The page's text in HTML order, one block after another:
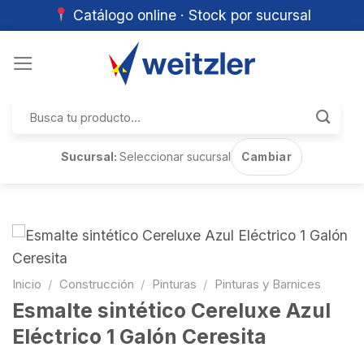
Catálogo online · Stock por sucursal
por:
Sucursal:Seleccionar sucursal Cambiar
Inicio / Construcción / Pinturas / Pinturas y Barnices
Esmalte sintético Cereluxe Azul
Eléctrico 1 Galón Ceresita